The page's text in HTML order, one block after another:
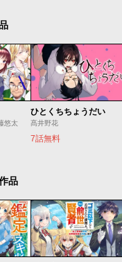
悠太
ひとくちちょうだい
髙井野花
7話無料
品